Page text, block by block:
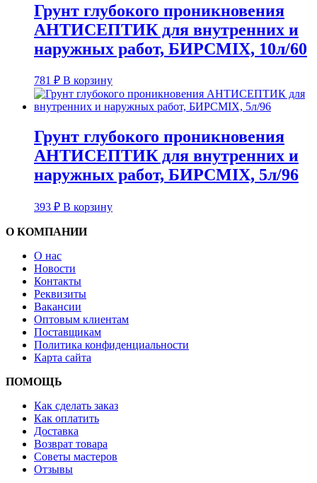
Грунт глубокого проникновения
АНТИСЕПТИК для внутренних и
наружных работ, БИРСMIX, 10л/60
781 ₽ В корзину
Грунт глубокого проникновения
АНТИСЕПТИК для внутренних и
наружных работ, БИРСMIX, 5л/96
393 ₽ В корзину
О КОМПАНИИ
О нас
Новости
Контакты
Реквизиты
Вакансии
Оптовым клиентам
Поставщикам
Политика конфиденциальности
Карта сайта
ПОМОЩЬ
Как сделать заказ
Как оплатить
Доставка
Возврат товара
Советы мастеров
Отзывы